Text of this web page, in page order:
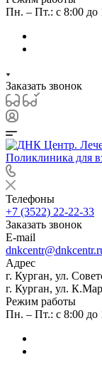
Пн. – Пт.: с 8:00 до
Заказать звонок
Телефоны
+7 (3522) 22-22-33
Заказать звонок
E-mail
Адрес
г. Курган, ул.
г. Курган, ул.
Режим работы
Пн. – Пт.: с 8:00 до